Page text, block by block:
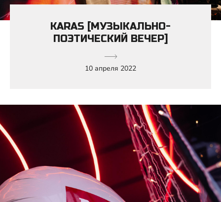
KARAS [МУЗЫКАЛЬНО-
ПОЭТИЧЕСКИЙ ВЕЧЕР]
10 апреля 2022